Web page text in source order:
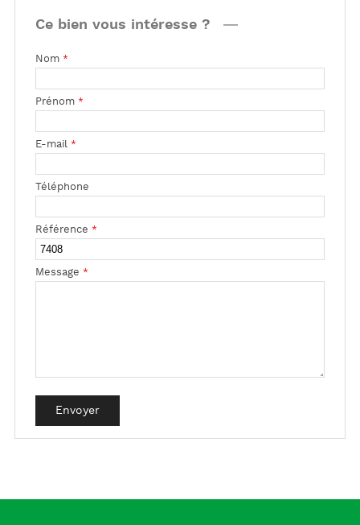
Ce bien vous intéresse ?
Nom *
Prénom *
E-mail *
Téléphone
Référence *
Message *